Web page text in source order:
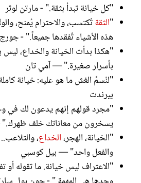
"كل خيانة تبدأ بثقة." - مارتن لوثر
"الثقةتُكتسب، والاحترام يُمنح،
هذه الأشياء تُفقدها جميعاً." -
"هكذا بدأت الخيانة والخداع، ليس
بأسرار صغيرة." — آمي تان
"لنُسمِّ الغش ما هو عليه: خيانة
بيرندت
"مجرد قولهم إنهم يدعون لك في
يسخرون من معاناتك خلف
"الخيانة، الهجر،الخداع،
والفعل واحد" — بيل كوسبي
"الاعتراف ليس خيانة. ما تقوله أو